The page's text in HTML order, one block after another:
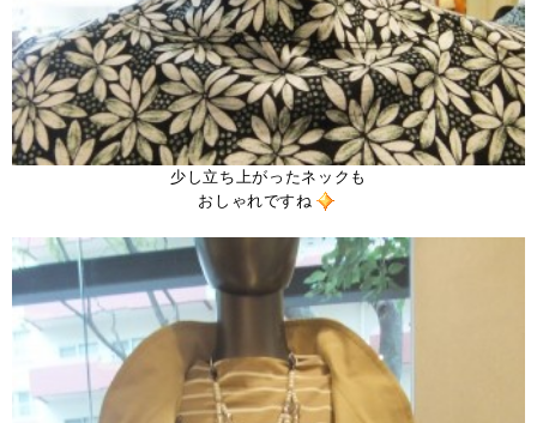
少し立ち上がったネックも
おしゃれですね